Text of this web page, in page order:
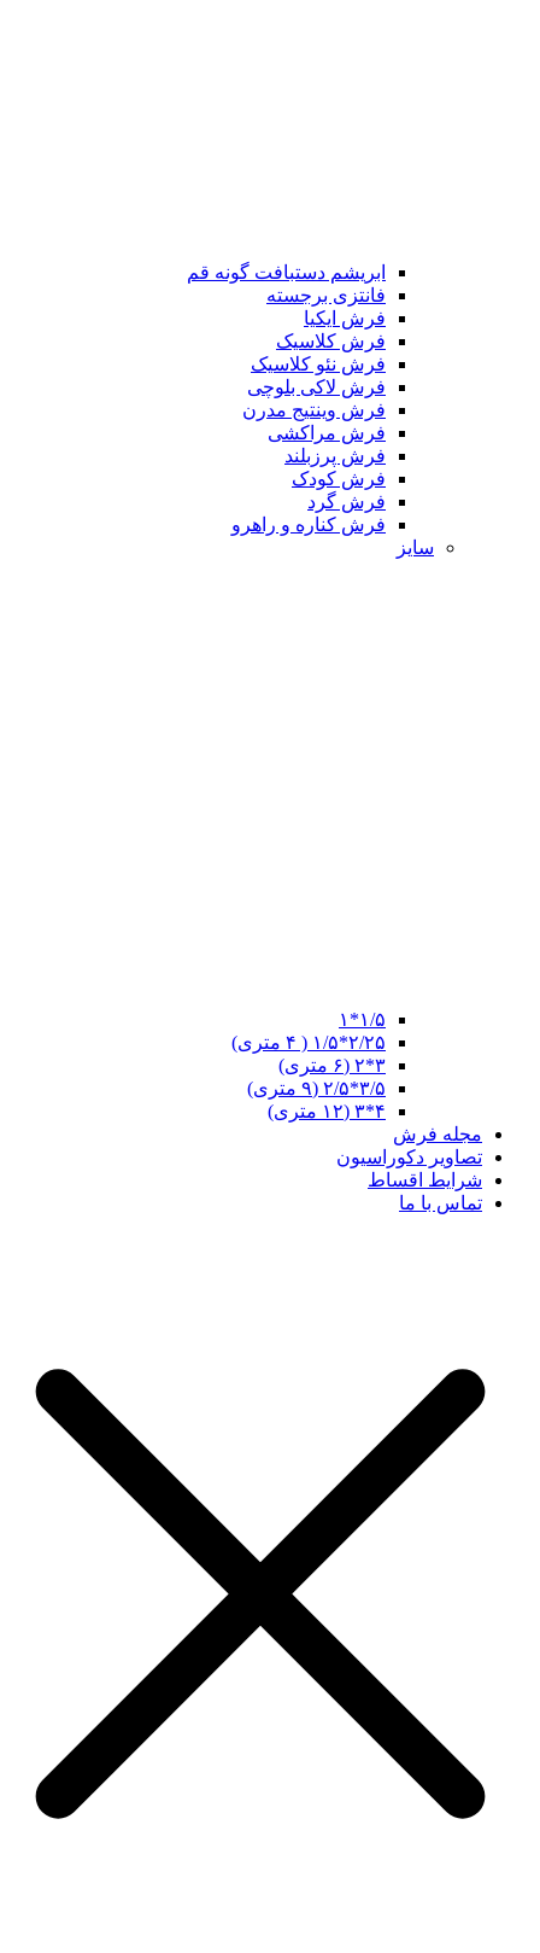
ابریشم دستبافت گونه قم
فانتزی برجسته
فرش ایکیا
فرش کلاسیک
فرش نئو کلاسیک
فرش لاکی بلوچی
فرش وینتیج مدرن
فرش مراکشی
فرش پرزبلند
فرش کودک
فرش گرد
فرش کناره و راهرو
سایز
۱/۵*۱
۲/۲۵*۱/۵ ( ۴ متری)
۳*۲ (۶ متری)
۳/۵*۲/۵ (۹ متری)
مجله فرش
تصاویر دکوراسیون
شرایط اقساط
تماس با ما